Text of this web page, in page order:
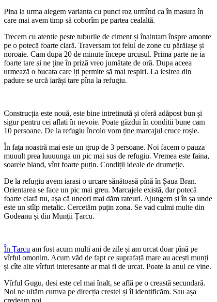
Pina la urma alegem varianta cu punct roz urmînd ca în masura în
care mai avem timp să coborîm pe partea cealaltă.
Trecem cu atentie peste tuburile de ciment și înaintam înspre amonte
pe o potecă foarte clară. Traversam tot felul de zone cu părăiașe și
noroaie. Cam dupa 20 de minute începe urcusul. Prima parte ne ia
foarte tare și ne ține în priză vreo jumătate de oră. Dupa aceea
urmează o bucata care iți permite să mai respiri. La iesirea din
padure se urcă iarăși tare pîna la refugiu.
Construcția este nouă, este bine intretinută și oferă adăpost bun și
sigur pentru cei aflati în nevoie. Poate găzdui în conditii bune cam
10 persoane. De la refugiu încolo vom ține marcajul cruce roșie.
În fața noastră mai este un grup de 3 persoane. Noi facem o pauza
muuult prea luuuunga un pic mai sus de refugiu. Vremea este faina,
soarele bland, vînt foarte puțin. Condiții ideale de drumeție.
De la refugiu avem iarasi o urcare sănătoasă pînă în Șaua Bran.
Orientarea se face un pic mai greu. Marcajele există, dar potecă
foarte clară nu, așa că uneori mai dăm rateuri. Ajungem și în șa unde
este un stîlp metalic. Cercetăm puțin zona. Se vad culmi multe din
Godeanu și din Munții Țarcu.
În Țarcu am fost acum multi ani de zile și am urcat doar pînă pe
vîrful omonim. Acum văd de fapt ce suprafață mare au acești munți
și cîte alte vîrfuri interesante ar mai fi de urcat. Poate la anul ce vine.
Vîrful Gugu, desi este cel mai înalt, se află pe o creastă secundară.
Noi ne uităm cumva pe direcția crestei și îl identificăm. Sau așa